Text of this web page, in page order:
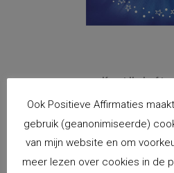
Kaart Ik durf te
€2,00
Toevoegen aan
Ook Positieve Affirmaties
gebruik (geanonimiseerde)
van mijn website en om
meer lezen over cookies in de